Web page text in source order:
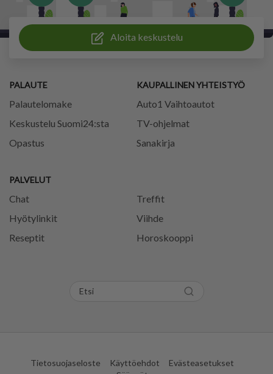
Aloita keskustelu
PALAUTE
Palautelomake
Keskustelu Suomi24:sta
Opastus
PALVELUT
Chat
Treffit
Hyötylinkit
Viihde
Reseptit
Horoskooppi
KAUPALLINEN YHTEISTYÖ
Auto1 Vaihtoautot
TV-ohjelmat
Sanakirja
Tietosuojaseloste Käyttöehdot
Evästeasetukset